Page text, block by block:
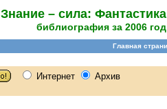
Знание – сила: Фантастика
библиография за 2006 год